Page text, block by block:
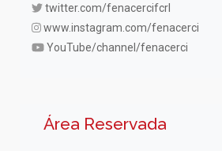
twitter.com/fenacercifcrl
www.instagram.com/fenacerci
YouTube/channel/fenacerci
Área Reservada